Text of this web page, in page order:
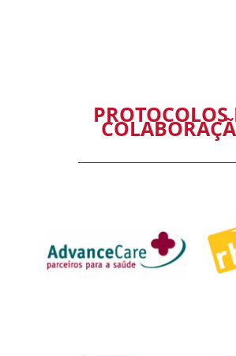
PROTOCOLOS